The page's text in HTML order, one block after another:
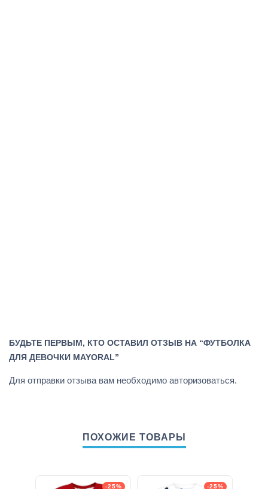
БУДЬТЕ ПЕРВЫМ, КТО ОСТАВИЛ ОТЗЫВ НА “ФУТБОЛКА
ДЛЯ ДЕВОЧКИ MAYORAL”
Для отправки отзыва вам необходимо авторизоваться.
ПОХОЖИЕ ТОВАРЫ
-25% -25%